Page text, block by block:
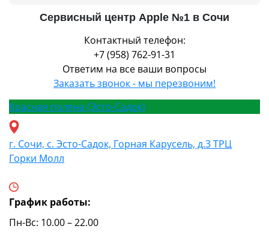
Сервисный центр Apple №1 в Сочи
Контактный телефон:
+7 (958) 762-91-31
Ответим на все ваши вопросы
Заказать звонок - мы перезвоним!
Красная поляна (Эсто-Садок)
г. Сочи, с. Эсто-Садок, Горная Карусель, д.3 ТРЦ
Горки Молл
График работы:
Пн-Вс: 10.00 – 22.00